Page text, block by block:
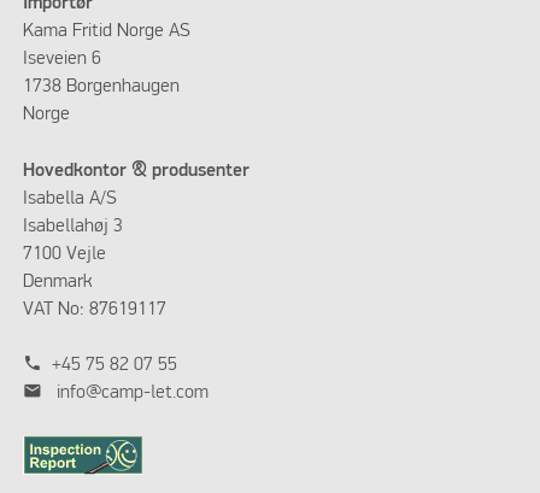
Kama Fritid Norge AS
Iseveien 6
1738 Borgenhaugen
Norge
Hovedkontor & produsenter
Isabella A/S
Isabellahøj 3
7100 Vejle
Denmark
VAT No: 87619117
phone +45 75 82 07 55
mail info@camp-let.com